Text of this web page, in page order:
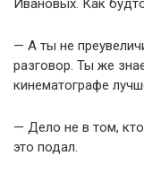
Ивановых. Как
— А ты не
разговор. Ты же
кинематографе
— Дело не в том,
это подал.